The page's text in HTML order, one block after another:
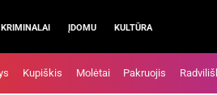
KRIMINALAI ĮDOMU KULTŪRA
Kupiškis Molėtai Pakruojis